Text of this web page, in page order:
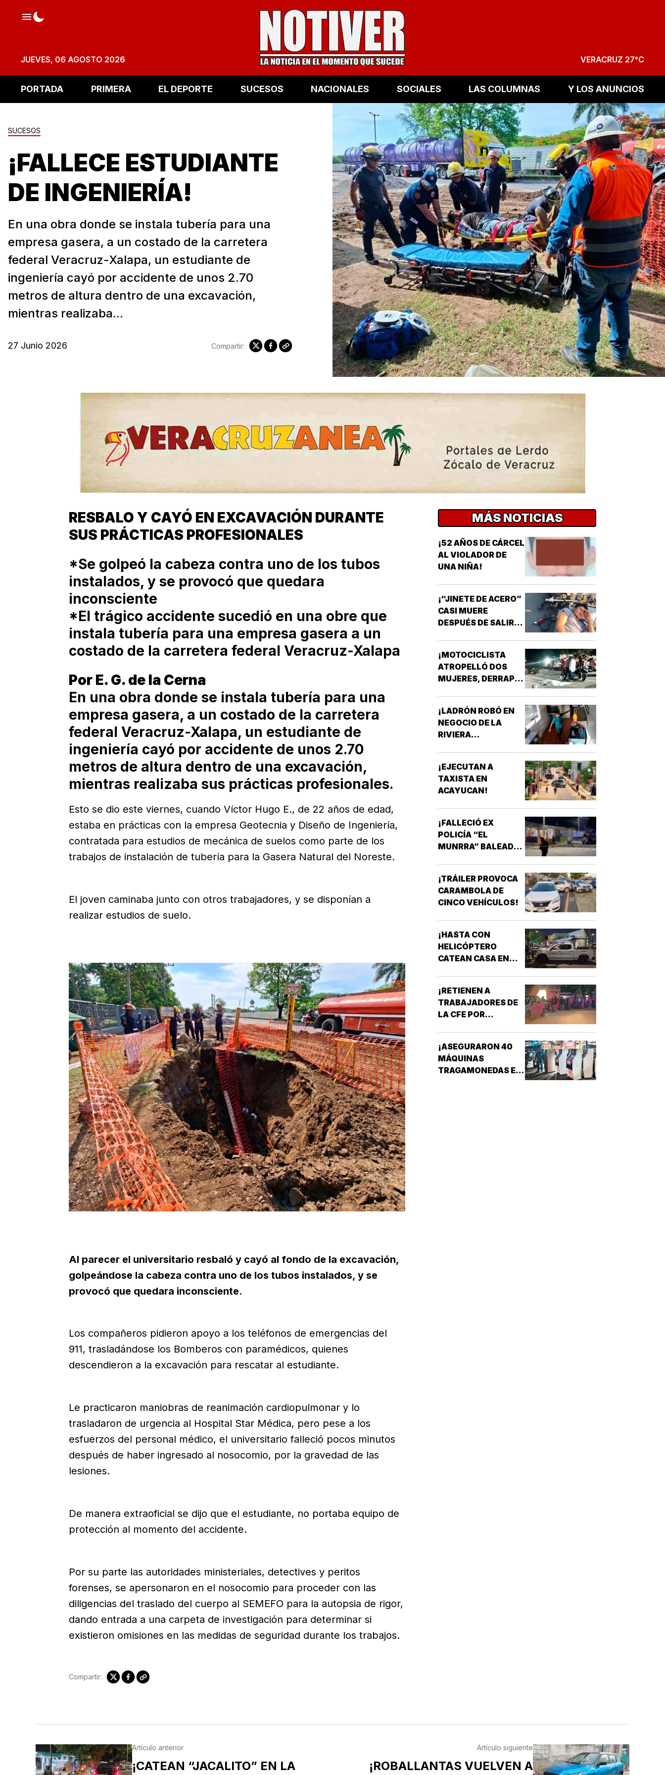
JUEVES, 06 AGOSTO 2026 VERACRUZ 27°C
PORTADA PRIMERA EL DEPORTE SUCESOS NACIONALES SOCIALES LAS COLUMNAS Y LOS ANUNCIOS
SUCESOS
¡FALLECE ESTUDIANTE
DE INGENIERÍA!
En una obra donde se instala tubería para una
empresa gasera, a un costado de la carretera
federal Veracruz-Xalapa, un estudiante de
ingeniería cayó por accidente de unos 2.70
metros de altura dentro de una excavación,
mientras realizaba...
27 Junio 2026 Compartir:
RESBALO Y CAYÓ EN EXCAVACIÓN DURANTE
SUS PRÁCTICAS PROFESIONALES
*Se golpeó la cabeza contra uno de los tubos
instalados, y se provocó que quedara
inconsciente
*El trágico accidente sucedió en una obre que
instala tubería para una empresa gasera a un
costado de la carretera federal Veracruz-Xalapa
Por E. G. de la Cerna
En una obra donde se instala tubería para una
empresa gasera, a un costado de la carretera
federal Veracruz-Xalapa, un estudiante de
ingeniería cayó por accidente de unos 2.70
metros de altura dentro de una excavación,
mientras realizaba sus prácticas profesionales.
Esto se dio este viernes, cuando Víctor Hugo E., de 22 años de edad,
estaba en prácticas con la empresa Geotecnia y Diseño de Ingeniería,
contratada para estudios de mecánica de suelos como parte de los
trabajos de instalación de tubería para la Gasera Natural del Noreste.
El joven caminaba junto con otros trabajadores, y se disponían a
realizar estudios de suelo.
Al parecer el universitario resbaló y cayó al fondo de la excavación,
golpeándose la cabeza contra uno de los tubos instalados, y se
provocó que quedara inconsciente.
Los compañeros pidieron apoyo a los teléfonos de emergencias del
911, trasladándose los Bomberos con paramédicos, quienes
descendieron a la excavación para rescatar al estudiante.
Le practicaron maniobras de reanimación cardiopulmonar y lo
trasladaron de urgencia al Hospital Star Médica, pero pese a los
esfuerzos del personal médico, el universitario falleció pocos minutos
después de haber ingresado al nosocomio, por la gravedad de las
lesiones.
De manera extraoficial se dijo que el estudiante, no portaba equipo de
protección al momento del accidente.
Por su parte las autoridades ministeriales, detectives y peritos
forenses, se apersonaron en el nosocomio para proceder con las
diligencias del traslado del cuerpo al SEMEFO para la autopsia de rigor,
dando entrada a una carpeta de investigación para determinar si
existieron omisiones en las medidas de seguridad durante los trabajos.
Compartir:
MÁS NOTICIAS
¡52 AÑOS DE CÁRCEL
AL VIOLADOR DE
UNA NIÑA!
¡“JINETE DE ACERO”
CASI MUERE
DESPUÉS DE SALIR
¡MOTOCICLISTA
ATROPELLÓ DOS
MUJERES, DERRAPÓ
¡LADRÓN ROBÓ EN
NEGOCIO DE LA
RIVIERA
¡EJECUTAN A
TAXISTA EN
ACAYUCAN!
¡FALLECIÓ EX
POLICÍA “EL
MUNRRA” BALEADO
¡TRÁILER PROVOCA
CARAMBOLA DE
CINCO VEHÍCULOS!
¡HASTA CON
HELICÓPTERO
CATEAN CASA EN
¡RETIENEN A
TRABAJADORES DE
LA CFE POR
CONFUNDIRLOS CON
¡ASEGURARON 40
MÁQUINAS
TRAGAMONEDAS EN
Artículo anterior
¡CATEAN “JACALITO” EN LA
Artículo siguiente
¡ROBALLANTAS VUELVEN A